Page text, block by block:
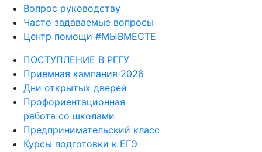
Часто задаваемые вопросы
Центр помощи #МЫВМЕСТЕ
ПОСТУПЛЕНИЕ В РГГУ
Приемная кампания 2026
Дни открытых дверей
Профориентационная
работа со школами
Предпринимательский класс
Курсы подготовки к ЕГЭ
и вступительным